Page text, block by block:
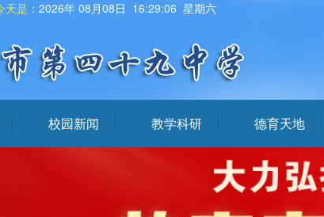
天是： 2026年 08月08日 16:29:07 星期六
校园新闻 教学科研 德育天地